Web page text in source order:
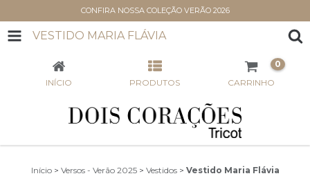
CONFIRA NOSSA COLEÇÃO VERÃO 2026
VESTIDO MARIA FLÁVIA
INÍCIO PRODUTOS CARRINHO
0
Início > Versos - Verão 2025 > Vestidos > Vestido Maria Flávia